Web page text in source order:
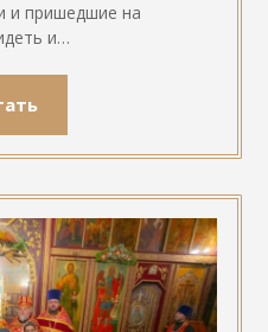
и пришедшие на
и…